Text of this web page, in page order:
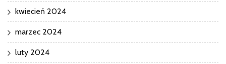
kwiecień 2024
marzec 2024
luty 2024